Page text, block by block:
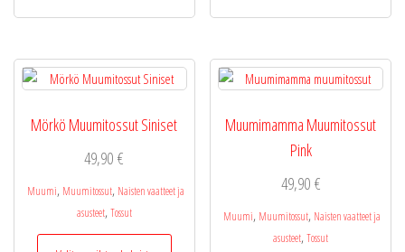
Voit
tehdä
tuotteen
Voit
tehdä
Mörkö Muumitossut Siniset
49,90€
Muumi, Muumitossut, Naisten vaatteet ja
asusteet, Tossut
Tällä
Muumimamma Muumitossut
Pink
49,90 €
Muumi, Muumitossut, Naisten vaatteet ja
asusteet, Tossut